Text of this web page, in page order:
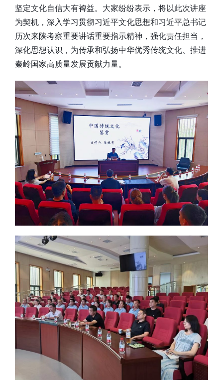
坚定文化自信大有裨益。大家纷纷表示，将以此次讲座
为契机，深入学习贯彻习近平文化思想和习近平总书记
历次来陕考察重要讲话重要指示精神，强化责任担当，
深化思想认识，为传承和弘扬中华优秀传统文化、推进
秦岭国家高质量发展贡献力量。